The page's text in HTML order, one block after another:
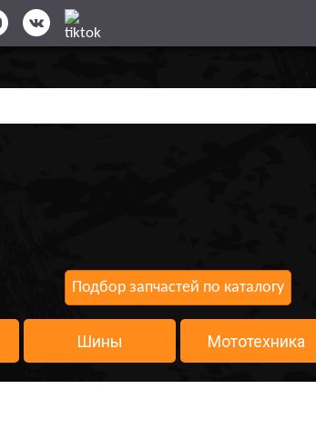
Подбор запчастей по каталогу
Шины Мототехника